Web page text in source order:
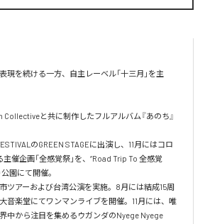
現を続ける一方、自主レーベル「十三月」を主
と共に制作したフルアルバム『あのち』
のGREEN STAGEに出演し、11月にはコロ
催企画「全感覚祭」を、“Road Trip To 全感覚
園にて開催。
ツアーおよび台湾公演を実施。8月には結成15周
音楽堂にてワンマンライブを開催。11月には、唯
中から注目を集めるウガンダのNyege Nyege